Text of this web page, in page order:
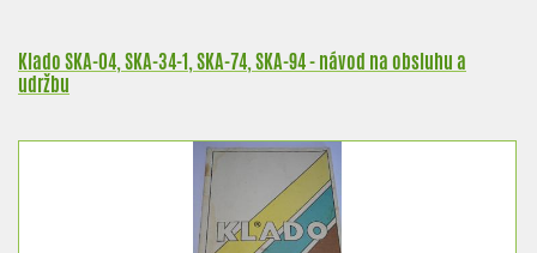
Klado SKA-04, SKA-34-1, SKA-74, SKA-94 - návod na obsluhu a
udržbu